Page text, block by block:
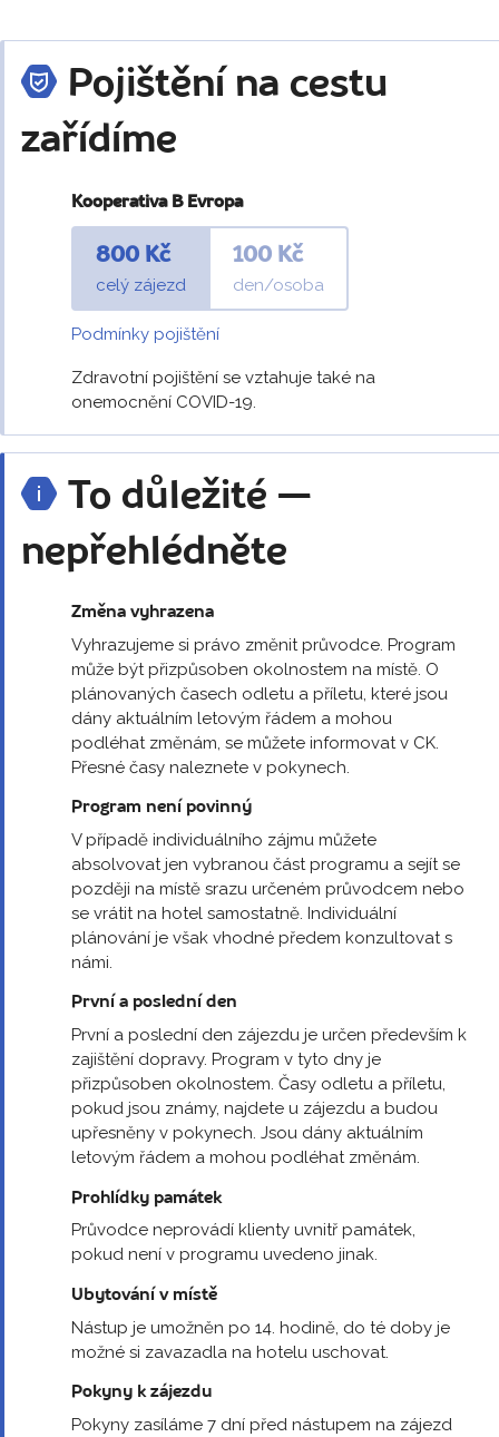
Pojištění na cestu
zařídíme
Kooperativa B Evropa
800 Kč
celý zájezd
100 Kč
den/osoba
Podmínky pojištění
Zdravotní pojištění se vztahuje také na
onemocnění COVID-19.
To důležité —
nepřehlédněte
Změna vyhrazena
Vyhrazujeme si právo změnit průvodce. Program
může být přizpůsoben okolnostem na místě. O
plánovaných časech odletu a příletu, které jsou
dány aktuálním letovým řádem a mohou
podléhat změnám, se můžete informovat v CK.
Přesné časy naleznete v pokynech.
Program není povinný
V případě individuálního zájmu můžete
absolvovat jen vybranou část programu a sejít se
později na místě srazu určeném průvodcem nebo
se vrátit na hotel samostatně. Individuální
plánování je však vhodné předem konzultovat s
námi.
První a poslední den
První a poslední den zájezdu je určen především k
zajištění dopravy. Program v tyto dny je
přizpůsoben okolnostem. Časy odletu a příletu,
pokud jsou známy, najdete u zájezdu a budou
upřesněny v pokynech. Jsou dány aktuálním
letovým řádem a mohou podléhat změnám.
Prohlídky památek
Průvodce neprovádí klienty uvnitř památek,
pokud není v programu uvedeno jinak.
Ubytování v místě
Nástup je umožněn po 14. hodině, do té doby je
možné si zavazadla na hotelu uschovat.
Pokyny k zájezdu
Pokyny zasíláme 7 dní před nástupem na zájezd